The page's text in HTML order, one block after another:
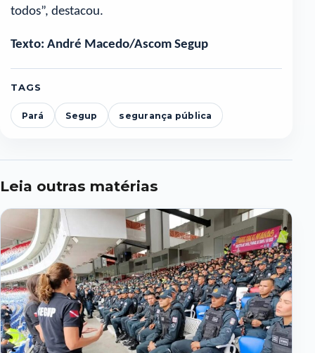
todos”, destacou.
Texto: André Macedo/Ascom Segup
TAGS
Pará Segup segurança pública
Leia outras matérias